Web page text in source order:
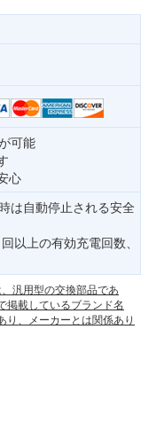
可能
心
は自動停止される安全
以上の有効充電回数、
汎用型の交換部品であ
掲載しているブランド名
り、メーカーとは関係あり